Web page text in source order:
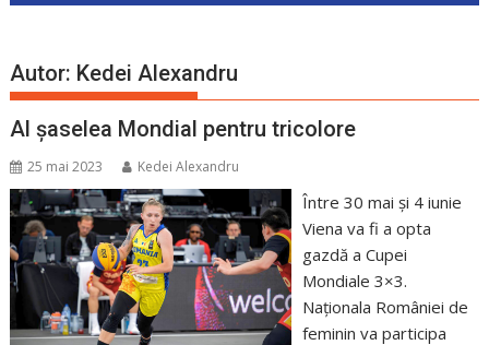
Autor: Kedei Alexandru
Al șaselea Mondial pentru tricolore
25 mai 2023 Kedei Alexandru
Între 30 mai și 4 iunie
Viena va fi a opta
gazdă a Cupei
Mondiale 3×3.
Naționala României de
feminin va participa